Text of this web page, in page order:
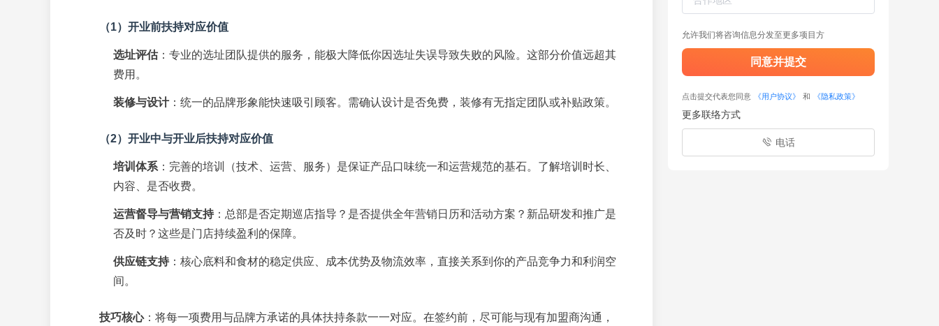
（1）开业前扶持对应价值
选址评估：专业的选址团队提供的服务，能极大降低你因选址失误导致失败的风险。这部分价值远超其
费用。
装修与设计：统一的品牌形象能快速吸引顾客。需确认设计是否免费，装修有无指定团队或补贴政策。
（2）开业中与开业后扶持对应价值
培训体系 ：完善的培训（技术、运营、服务）是保证产品口味统一和运营规范的基石。了解培训时长、
内容、是否收费。
运营督导与营销支持：总部是否定期巡店指导？是否提供全年营销日历和活动方案？新品研发和推广是
否及时？这些是门店持续盈利的保障。
供应链支持：核心底料和食材的稳定供应、成本优势及物流效率，直接关系到你的产品竞争力和利润空
间。
技巧核心：将每一项费用与品牌方承诺的具体扶持条款一一对应。在签约前，尽可能与现有加盟商沟通，
允许我们将咨询信息分发至更多项目方
同意并提交
点击提交代表您同意 《用户协议》 和 《隐私政策》
更多联络方式
电话